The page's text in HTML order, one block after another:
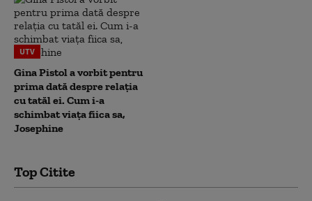
UTV
Gina Pistol a vorbit pentru
prima dată despre relația
cu tatăl ei. Cum i-a
schimbat viața fiica sa,
Josephine
Top Citite